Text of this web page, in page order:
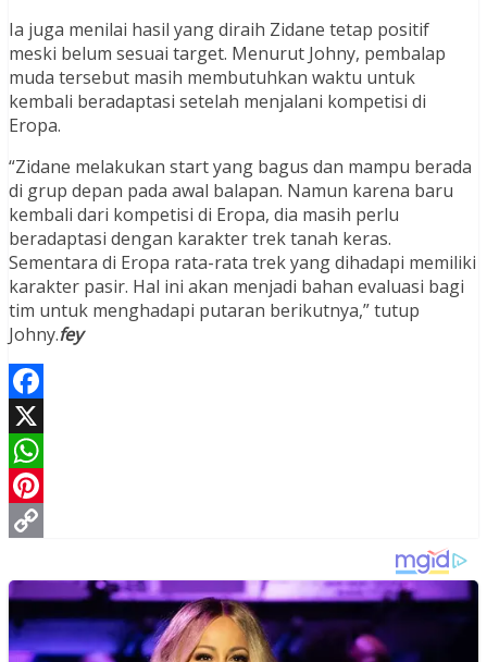
Ia juga menilai hasil yang diraih Zidane tetap positif
meski belum sesuai target. Menurut Johny, pembalap
muda tersebut masih membutuhkan waktu untuk
kembali beradaptasi setelah menjalani kompetisi di
Eropa.
“Zidane melakukan start yang bagus dan mampu berada
di grup depan pada awal balapan. Namun karena baru
kembali dari kompetisi di Eropa, dia masih perlu
beradaptasi dengan karakter trek tanah keras.
Sementara di Eropa rata-rata trek yang dihadapi memiliki
karakter pasir. Hal ini akan menjadi bahan evaluasi bagi
tim untuk menghadapi putaran berikutnya,” tutup
Johny.fey
Facebook
X
WhatsApp
Pinterest
Link